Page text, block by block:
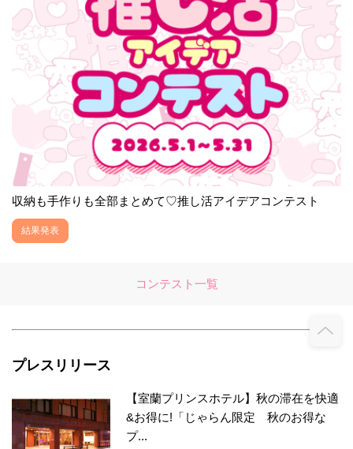
収納も手作りも全部まとめて♡推し活アイデアコンテスト
結果発表
コンテスト一覧
プレスリリース
【室蘭プリンスホテル】秋の滞在を快適
&お得に!「じゃらん限定 秋のお得な
プ...